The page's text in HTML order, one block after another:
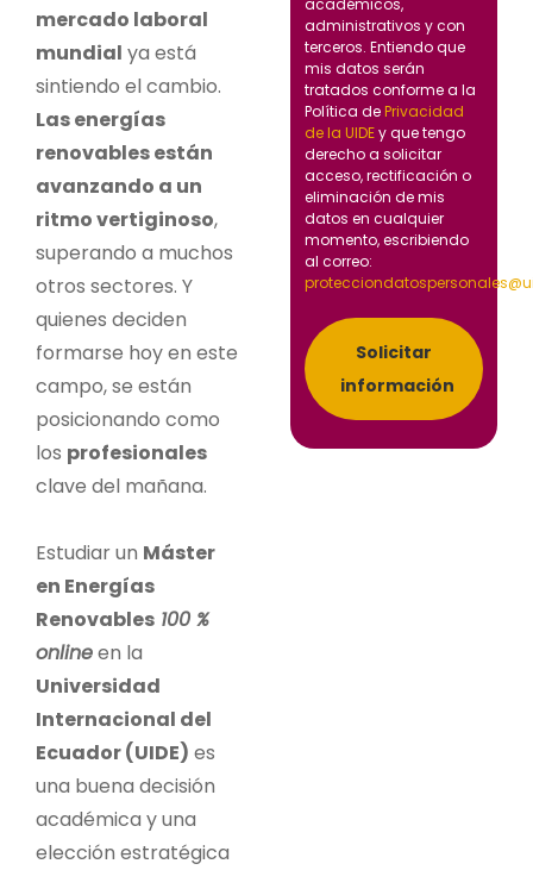
mercado laboral
mundial ya está
sintiendo el cambio.
Las energías
renovables están
avanzando a un
ritmo vertiginoso,
superando a muchos
otros sectores. Y
quienes deciden
formarse hoy en este
campo, se están
posicionando como
los profesionales
clave del mañana.
Estudiar un Máster
en Energías
Renovables 100 %
onlineen la
Universidad
Internacional del
Ecuador (UIDE) es
una buena decisión
académica y una
elección estratégica
administrativos y con
terceros. Entiendo que
mis datos serán
tratados conforme a la
Política dePrivacidad
de la UIDEy que tengo
derecho a solicitar
acceso, rectificación o
eliminación de mis
datos en cualquier
momento, escribiendo
al correo:
Solicitar
información